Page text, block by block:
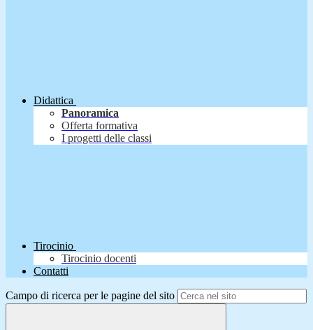
Didattica
Panoramica
Offerta formativa
I progetti delle classi
Tirocinio
Tirocinio docenti
Contatti
Campo di ricerca per le pagine del sito